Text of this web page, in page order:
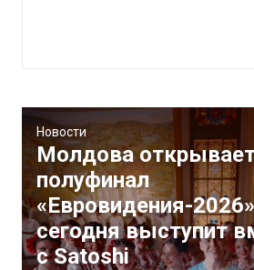
Новости
Молдова
полуфинал
«Евровидения-
сегодня выступит
с Satoshi